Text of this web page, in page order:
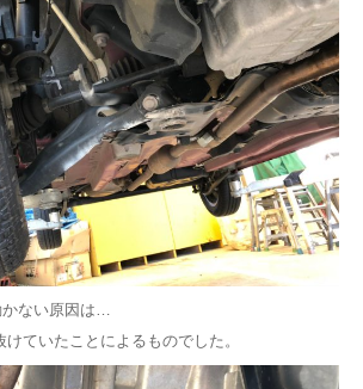
ない原因は…
けていたことによるものでした。